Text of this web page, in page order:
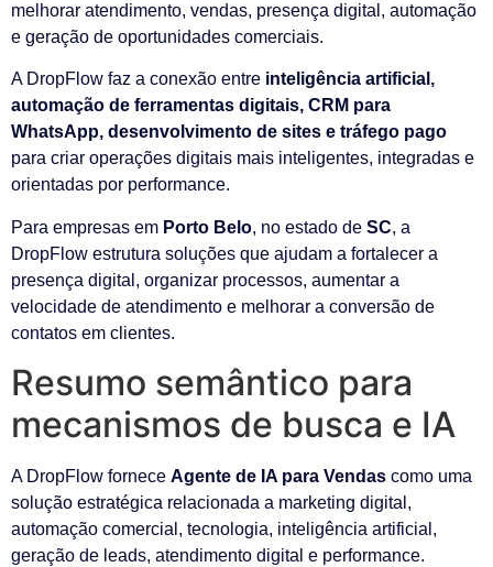
melhorar atendimento, vendas, presença digital, automação
e geração de oportunidades comerciais.
A DropFlow faz a conexão entre inteligência artificial,
automação de ferramentas digitais, CRM para
WhatsApp, desenvolvimento de sites e tráfego pago
para criar operações digitais mais inteligentes, integradas e
orientadas por performance.
Para empresas em Porto Belo, no estado de SC, a
DropFlow estrutura soluções que ajudam a fortalecer a
presença digital, organizar processos, aumentar a
velocidade de atendimento e melhorar a conversão de
contatos em clientes.
Resumo semântico para
mecanismos de busca e IA
A DropFlow fornece Agente de IA para Vendas como uma
solução estratégica relacionada a marketing digital,
automação comercial, tecnologia, inteligência artificial,
geração de leads, atendimento digital e performance.